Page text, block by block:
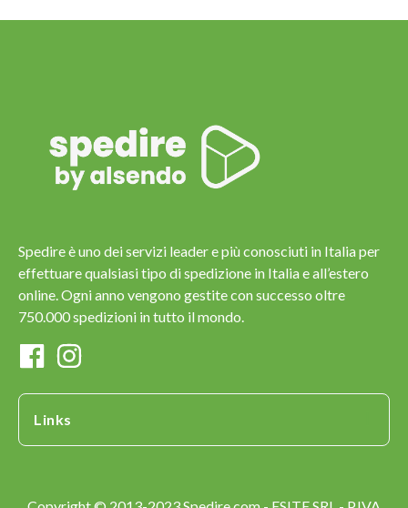
Spedire è uno dei servizi leader e più conosciuti in Italia per
effettuare qualsiasi tipo di spedizione in Italia e all’estero
online. Ogni anno vengono gestite con successo oltre
750.000 spedizioni in tutto il mondo.
Links